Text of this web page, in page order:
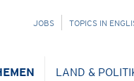
NAVIGATION
JOBS TOPICS IN
LAND &